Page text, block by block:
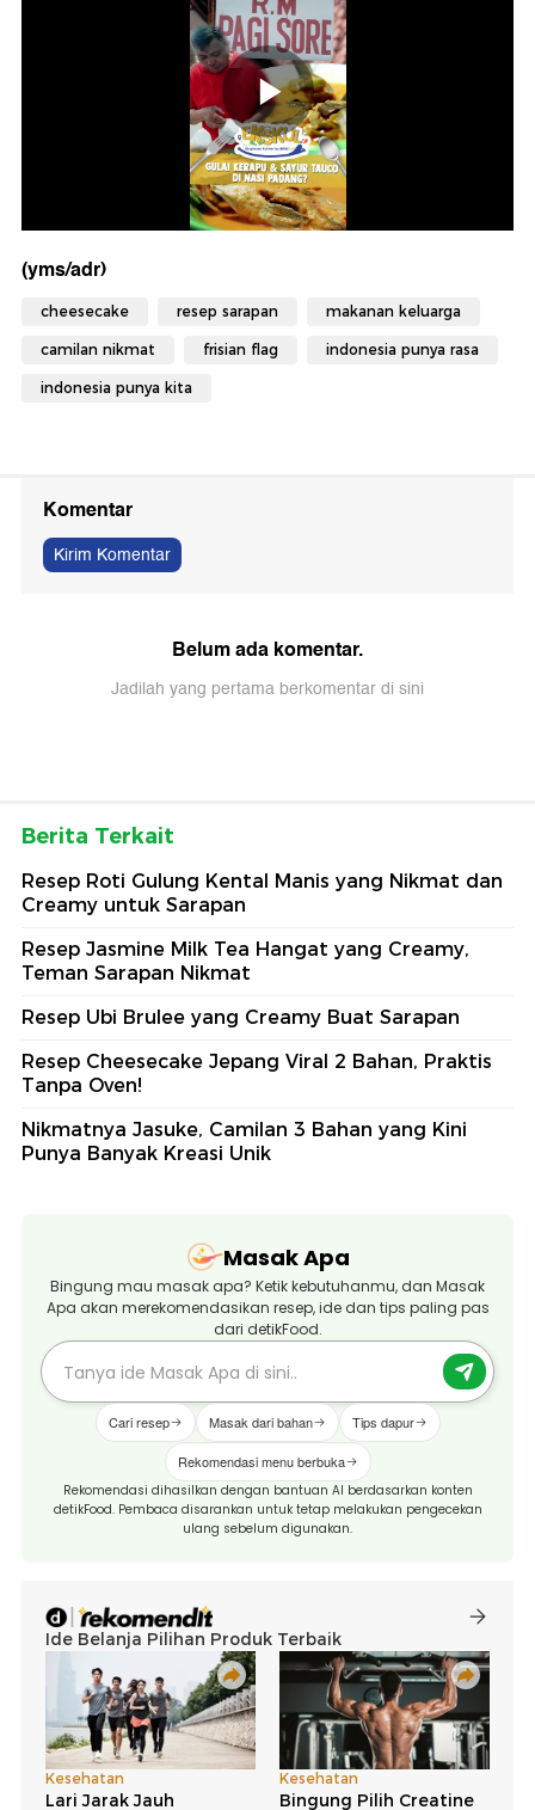
(yms/adr)
cheesecake resep sarapan makanan keluarga
camilan nikmat frisian flag indonesia punya rasa
indonesia punya kita
Komentar
Kirim Komentar
Belum ada komentar.
Jadilah yang pertama berkomentar di sini
Berita Terkait
Resep Roti Gulung Kental Manis yang Nikmat dan
Creamy untuk Sarapan
Resep Jasmine Milk Tea Hangat yang Creamy,
Teman Sarapan Nikmat
Resep Ubi Brulee yang Creamy Buat Sarapan
Resep Cheesecake Jepang Viral 2 Bahan, Praktis
Tanpa Oven!
Nikmatnya Jasuke, Camilan 3 Bahan yang Kini
Punya Banyak Kreasi Unik
Masak Apa
Bingung mau masak apa? Ketik kebutuhanmu, dan Masak
Apa akan merekomendasikan resep, ide dan tips paling pas
dari detikFood.
Cari resep Masak dari bahan Tips dapur
Rekomendasi menu berbuka
Rekomendasi dihasilkan dengan bantuan AI berdasarkan konten
detikFood. Pembaca disarankan untuk tetap melakukan pengecekan
ulang sebelum digunakan.